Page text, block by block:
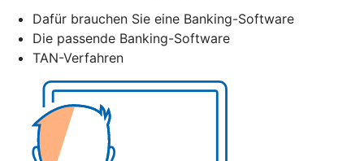
Dafür brauchen Sie eine Banking-Software
Die passende Banking-Software
TAN-Verfahren